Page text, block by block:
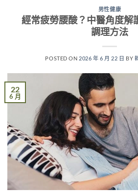
男性健康
經常疲勞腰酸？中醫角度解
調理方法
POSTED ON 2026 年 6 月 22 日 BY
22
6 月